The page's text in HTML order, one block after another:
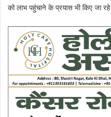
को लाभ पहुंचाने के प्रयास भी किए जा